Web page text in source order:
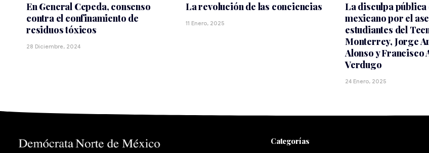
En General Cepeda, consenso
contra el confinamiento de
residuos tóxicos
28 Diciembre, 2024
La revolución de las conciencias
11 Enero, 2025
La disculpa pública
mexicano por el
estudiantes del
Monterrey, Jorge
Alonso y Francisco
Verdugo
24 Enero, 2025
Categorías